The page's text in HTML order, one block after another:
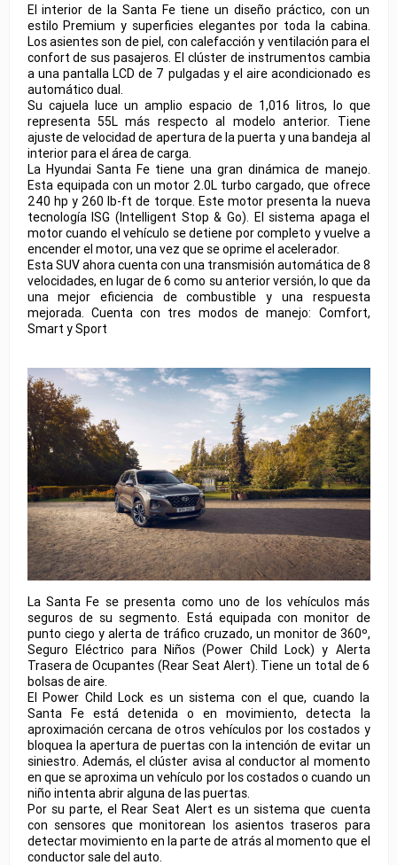
El interior de la Santa Fe tiene un diseño práctico, con un
estilo Premium y superficies elegantes por toda la cabina.
Los asientes son de piel, con calefacción y ventilación para el
confort de sus pasajeros. El clúster de instrumentos cambia
a una pantalla LCD de 7 pulgadas y el aire acondicionado es
automático dual.
Su cajuela luce un amplio espacio de 1,016 litros, lo que
representa 55L más respecto al modelo anterior. Tiene
ajuste de velocidad de apertura de la puerta y una bandeja al
interior para el área de carga.
La Hyundai Santa Fe tiene una gran dinámica de manejo.
Esta equipada con un motor 2.0L turbo cargado, que ofrece
240 hp y 260 lb-ft de torque. Este motor presenta la nueva
tecnología ISG (Intelligent Stop & Go). El sistema apaga el
motor cuando el vehículo se detiene por completo y vuelve a
encender el motor, una vez que se oprime el acelerador.
Esta SUV ahora cuenta con una transmisión automática de 8
velocidades, en lugar de 6 como su anterior versión, lo que da
una mejor eficiencia de combustible y una respuesta
mejorada. Cuenta con tres modos de manejo: Comfort,
Smart y Sport
La Santa Fe se presenta como uno de los vehículos más
seguros de su segmento. Está equipada con monitor de
punto ciego y alerta de tráfico cruzado, un monitor de 360º,
Seguro Eléctrico para Niños (Power Child Lock) y Alerta
Trasera de Ocupantes (Rear Seat Alert). Tiene un total de 6
bolsas de aire.
El Power Child Lock es un sistema con el que, cuando la
Santa Fe está detenida o en movimiento, detecta la
aproximación cercana de otros vehículos por los costados y
bloquea la apertura de puertas con la intención de evitar un
siniestro. Además, el clúster avisa al conductor al momento
en que se aproxima un vehículo por los costados o cuando un
niño intenta abrir alguna de las puertas.
Por su parte, el Rear Seat Alert es un sistema que cuenta
con sensores que monitorean los asientos traseros para
detectar movimiento en la parte de atrás al momento que el
conductor sale del auto.